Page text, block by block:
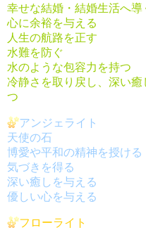
幸せな結婚・結婚生活へ導
心に余裕を与える
人生の航路を正す
水難を防ぐ
水のような包容力を持つ
冷静さを取り戻し、深い
つ
アンジェライト
天使の石
博愛や平和の精神を授ける
気づきを得る
深い癒しを与える
優しい心を与える
フローライト